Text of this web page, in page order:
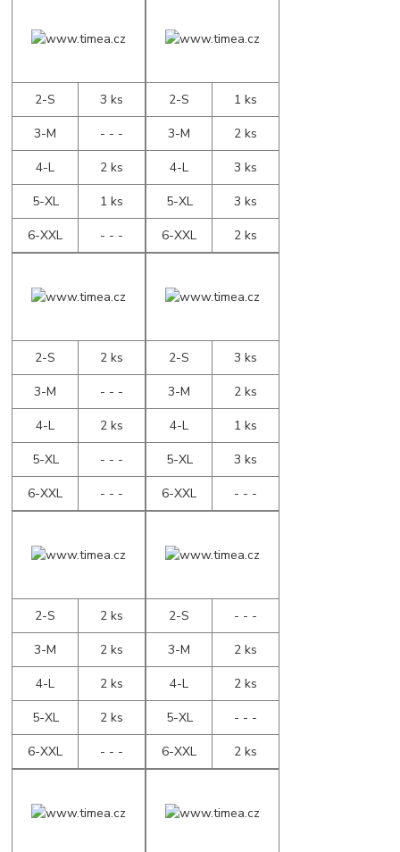
2-S
3 ks
3-M
- - -
4-L
2 ks
5-XL
1 ks
6-XXL
- - -
2-S
1 ks
3-M
2 ks
4-L
3 ks
5-XL
3 ks
6-XXL
2 ks
2-S
2 ks
3-M
- - -
4-L
2 ks
5-XL
- - -
6-XXL
- - -
2-S
3 ks
3-M
2 ks
4-L
1 ks
5-XL
3 ks
6-XXL
- - -
2-S
2 ks
3-M
2 ks
4-L
2 ks
5-XL
2 ks
6-XXL
- - -
2-S
- - -
3-M
2 ks
4-L
2 ks
5-XL
- - -
6-XXL
2 ks